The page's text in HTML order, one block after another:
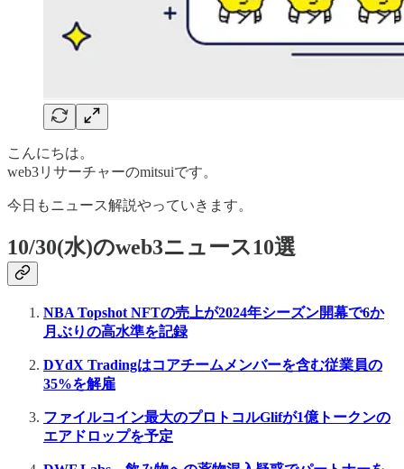
こんにちは。
web3リサーチャーのmitsuiです。
今日もニュース解説やっていきます。
10/30(水)のweb3ニュース10選
NBA Topshot NFTの売上が2024年シーズン開幕で6か
月ぶりの高水準を記録
DYdX Tradingはコアチームメンバーを含む従業員の
35%を解雇
ファイルコイン最大のプロトコルGlifが1億トークンの
エアドロップを予定